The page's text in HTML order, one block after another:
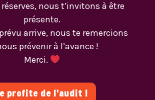
nous t’invitons à être
présente.
arrive, nous te remercions
prévenir à l’avance !
Merci.
profite de l'audit !